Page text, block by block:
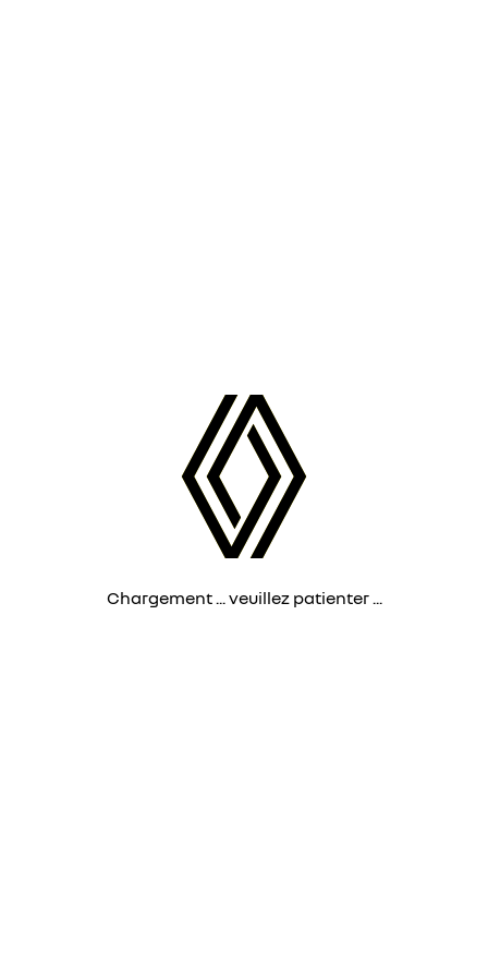
Chargement ... veuillez patienter ...